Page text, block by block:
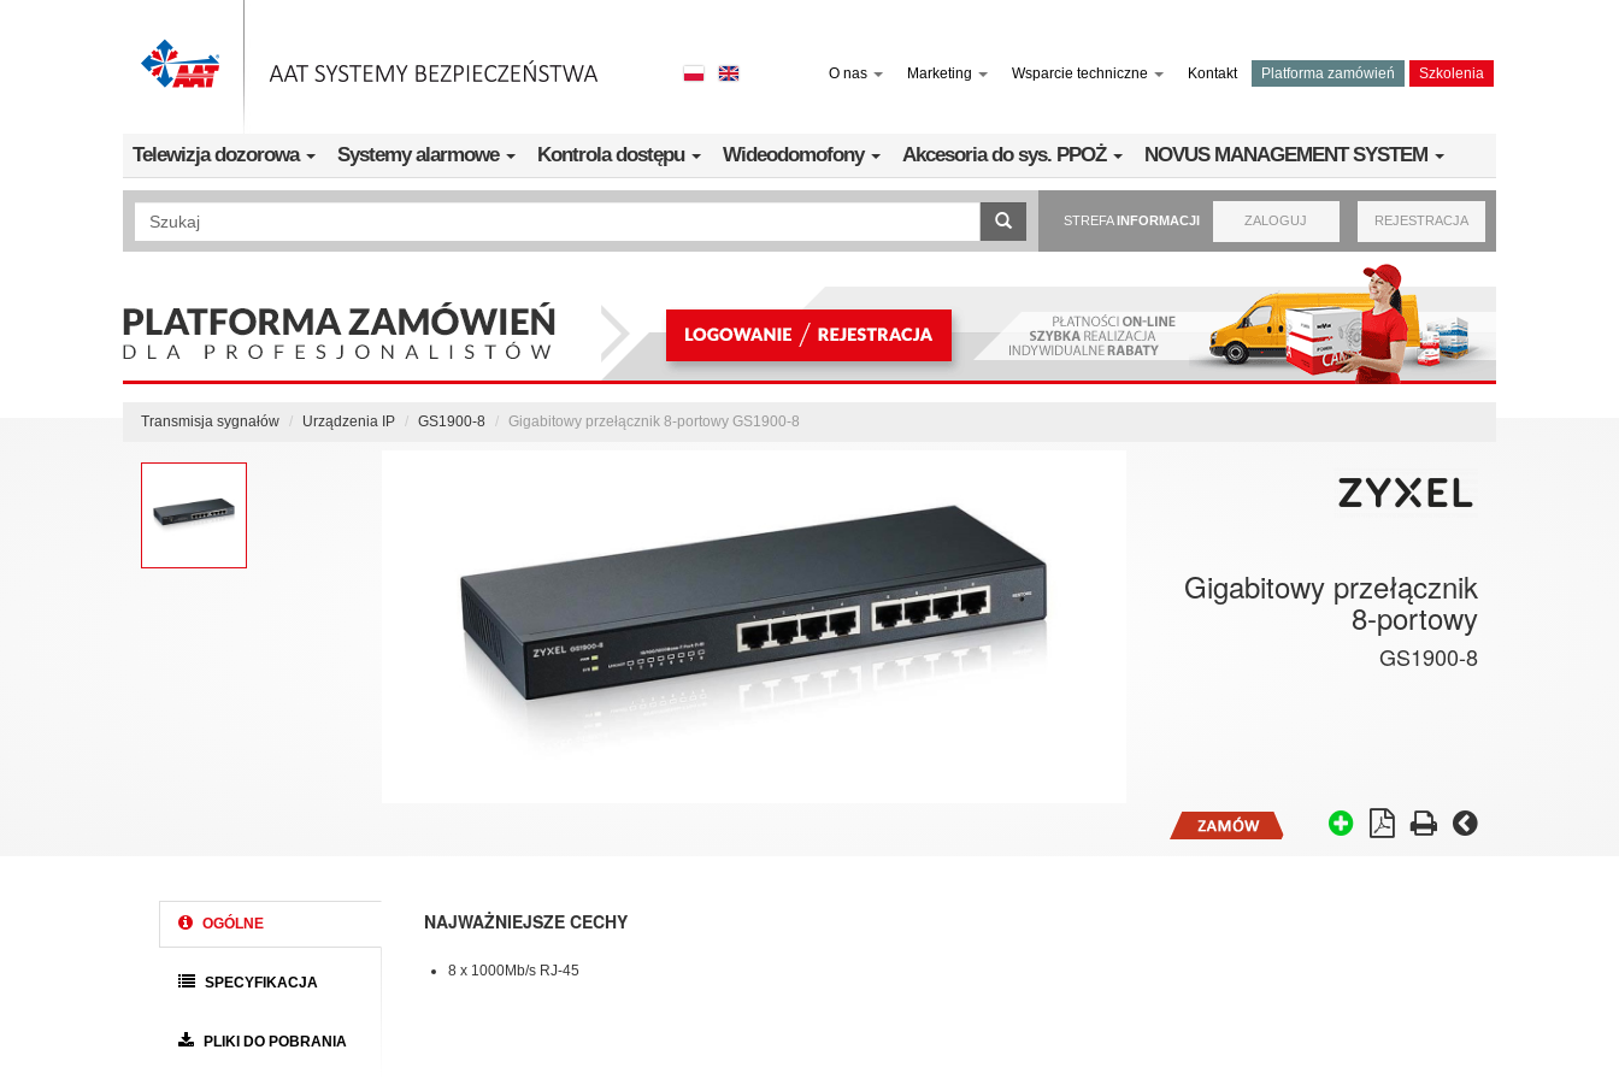
O nas Marketing Wsparcie techniczne Kontakt Platforma zamówień Szkolenia
Telewizja dozorowa Systemy alarmowe Kontrola dostępu Wideodomofony Akcesoria do sys. PPOŻ NOVUS MANAGEMENT SYSTEM
Wyszukiwanie pełnotekstowe STREFAINFORMACJI ZALOGUJ REJESTRACJA
Transmisja sygnałów Urządzenia IP GS1900-8 Gigabitowy przełącznik 8-portowy GS1900-8
Gigabitowy przełącznik
8-portowy
GS1900-8
OGÓLNE
SPECYFIKACJA
PLIKI DO POBRANIA
NAJWAŻNIEJSZE CECHY
8 x 1000Mb/s RJ-45